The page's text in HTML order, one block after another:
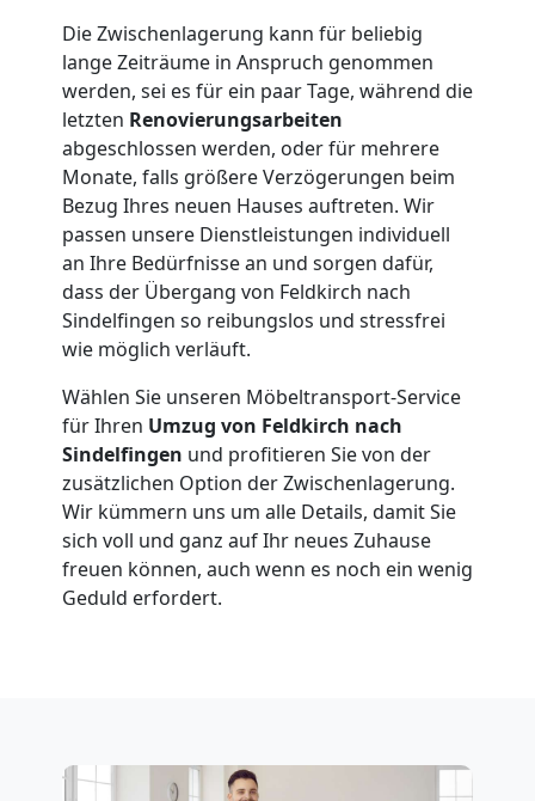
Die Zwischenlagerung kann für beliebig
lange Zeiträume in Anspruch genommen
werden, sei es für ein paar Tage, während die
letzten Renovierungsarbeiten
abgeschlossen werden, oder für mehrere
Monate, falls größere Verzögerungen beim
Bezug Ihres neuen Hauses auftreten. Wir
passen unsere Dienstleistungen individuell
an Ihre Bedürfnisse an und sorgen dafür,
dass der Übergang von Feldkirch nach
Sindelfingen so reibungslos und stressfrei
wie möglich verläuft.
Wählen Sie unseren Möbeltransport-Service
für Ihren Umzug von Feldkirch nach
Sindelfingen und profitieren Sie von der
zusätzlichen Option der Zwischenlagerung.
Wir kümmern uns um alle Details, damit Sie
sich voll und ganz auf Ihr neues Zuhause
freuen können, auch wenn es noch ein wenig
Geduld erfordert.